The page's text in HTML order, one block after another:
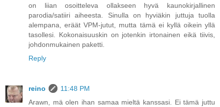
on liian osoitteleva ollakseen hyvä kaunokirjallinen
parodia/satiiri aiheesta. Sinulla on hyviäkin juttuja tuolla
alempana, eräät VPM-jutut, mutta tämä ei kyllä oikein yllä
tasollesi. Kokonaisuuskin on jotenkin irtonainen eikä tiivis,
johdonmukainen paketti.
Reply
reino
11:48 PM
Arawn, mä olen ihan samaa mieltä kanssasi. Ei tämä juttu